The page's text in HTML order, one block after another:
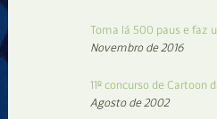
Toma lá 500 paus e faz
Novembro de 2016
11º concurso de Cartoon
Agosto de 2002